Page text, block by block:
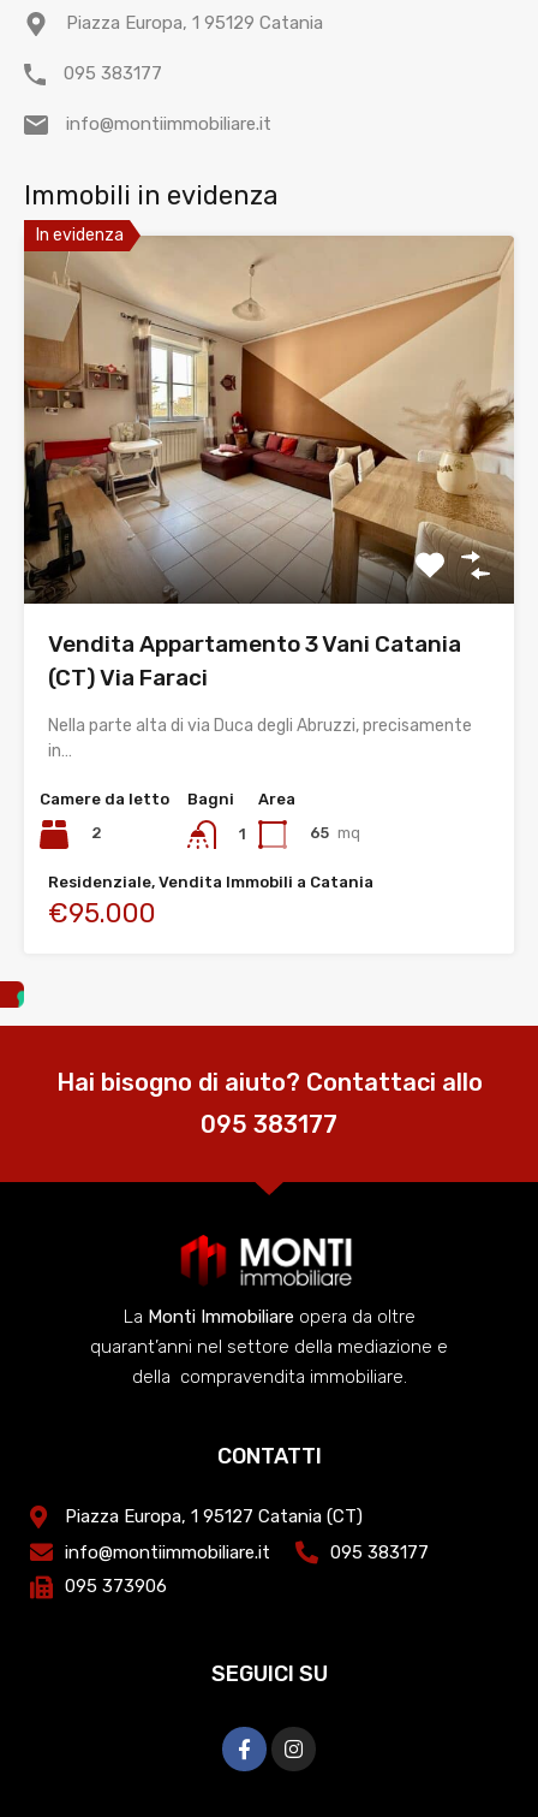
Piazza Europa, 1 95129 Catania
095 383177
info@montiimmobiliare.it
Immobili in evidenza
In evidenza
Vendita Appartamento 3 Vani Catania
(CT) Via Faraci
Nella parte alta di via Duca degli Abruzzi, precisamente
in…
Camere da letto
2
Bagni
1
Area
65 mq
Residenziale, Vendita Immobili a Catania
€95.000
Hai bisogno di aiuto? Contattaci allo
095 383177
La Monti Immobiliare opera da oltre
quarant’anni nel settore della mediazione e
della compravendita immobiliare.
CONTATTI
Piazza Europa, 1 95127 Catania (CT)
info@montiimmobiliare.it
095 383177
095 373906
SEGUICI SU